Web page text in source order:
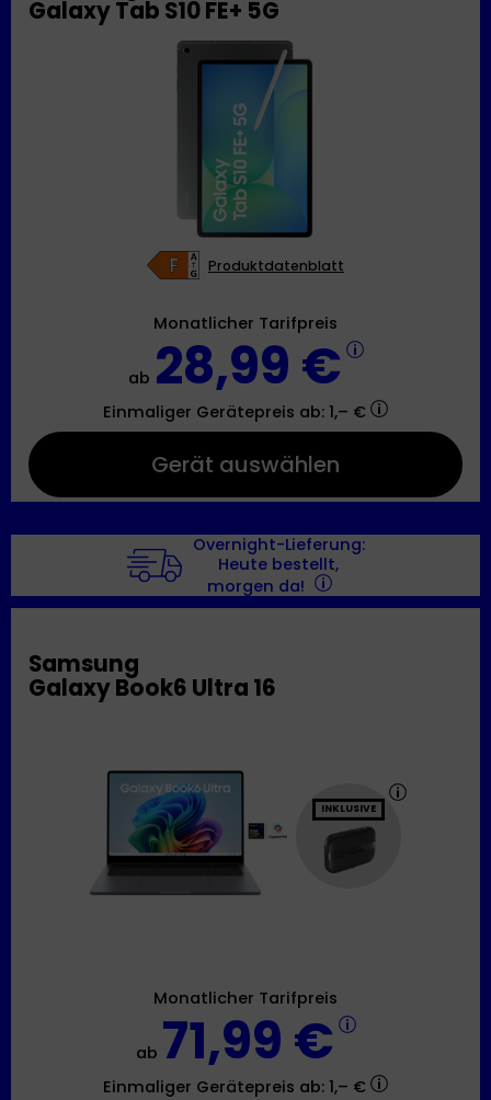
Galaxy Tab S10 FE+ 5G
Produktdatenblatt
Monatlicher Tarifpreis
ab 28,99 €
Einmaliger Gerätepreis ab: 1,– €
Gerät auswählen
Overnight-Lieferung:
Heute bestellt,
morgen da!
Samsung
Galaxy Book6 Ultra 16
INKLUSIVE
Monatlicher Tarifpreis
ab 71,99 €
Einmaliger Gerätepreis ab: 1,– €